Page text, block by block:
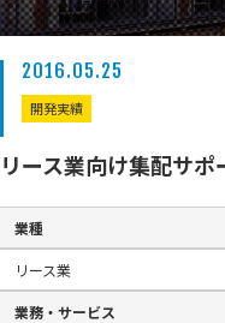
2016.05.25
開発実績
リース業向け集配サ
業種
リース業
業務・サービス